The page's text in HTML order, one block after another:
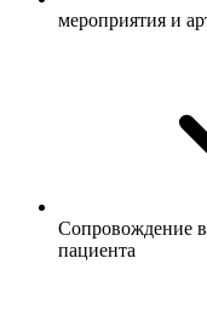
мероприятия и
Сопровождение
пациента